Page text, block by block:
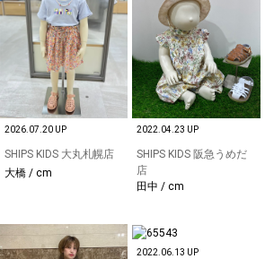
2026.07.20 UP
SHIPS KIDS 大丸札幌店
大橋 / cm
2022.04.23 UP
SHIPS KIDS 阪急うめだ
店
田中 / cm
2022.06.13 UP